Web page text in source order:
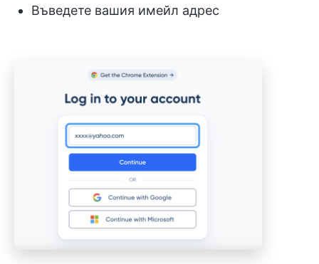
Въведете вашия имейл адрес